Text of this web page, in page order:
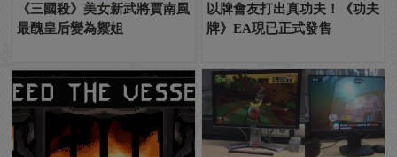
《三國殺》美女新武將賈南風
最醜皇后變為禦姐
以牌會友打出真功夫！《功夫
牌》EA現已正式發售